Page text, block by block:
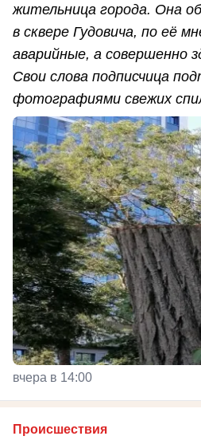
жительница города. Она
в сквере Гудовича, по её
аварийные, а совершенно
Свои слова подписчица
фотографиями свежих
вчера в 14:00
Происшествия